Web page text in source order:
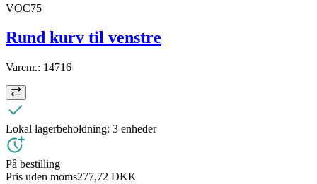
VOC75
Rund kurv til venstre
Varenr.: 14716
Lokal lagerbeholdning: 3 enheder
På bestilling
Pris uden moms277,72 DKK